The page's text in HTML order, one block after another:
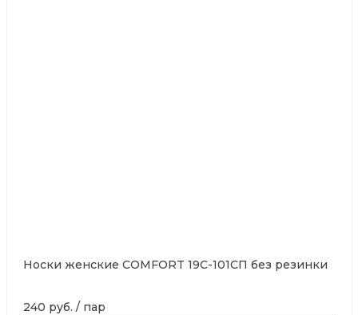
Носки женские COMFORT 19С-101СП без резинки
240 руб. / пар